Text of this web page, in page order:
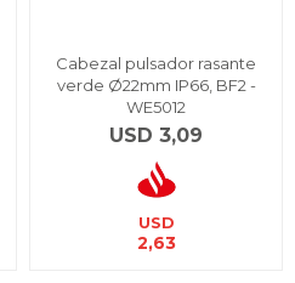
Cabezal pulsador rasante
verde Ø22mm IP66, BF2 -
WE5012
USD 3,09
USD
2,63